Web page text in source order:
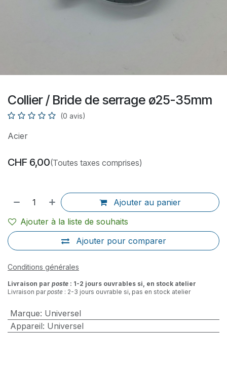
Collier / Bride de serrage ø25-35mm
(0 avis)
Acier
CHF 6,00(Toutes taxes comprises)
Ajouter au panier
Ajouter pour comparer
Ajouter à la liste de souhaits
Conditions générales
Livraison par poste : 1-2 jours ouvrables si, en stock atelier
Livraison parposte : 2-3 jours ouvrable si, pas en stock atelier
Marque: Universel
Appareil: Universel